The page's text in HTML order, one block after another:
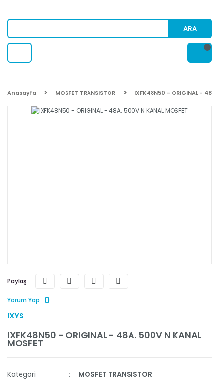
ARA
Anasayfa MOSFET TRANSISTOR IXFK48N50 - ORIGINAL - 48A.
Paylaş
Yorum Yap 0
IXYS
IXFK48N50 - ORIGINAL - 48A. 500V N KANAL
MOSFET
Kategori
MOSFET TRANSISTOR